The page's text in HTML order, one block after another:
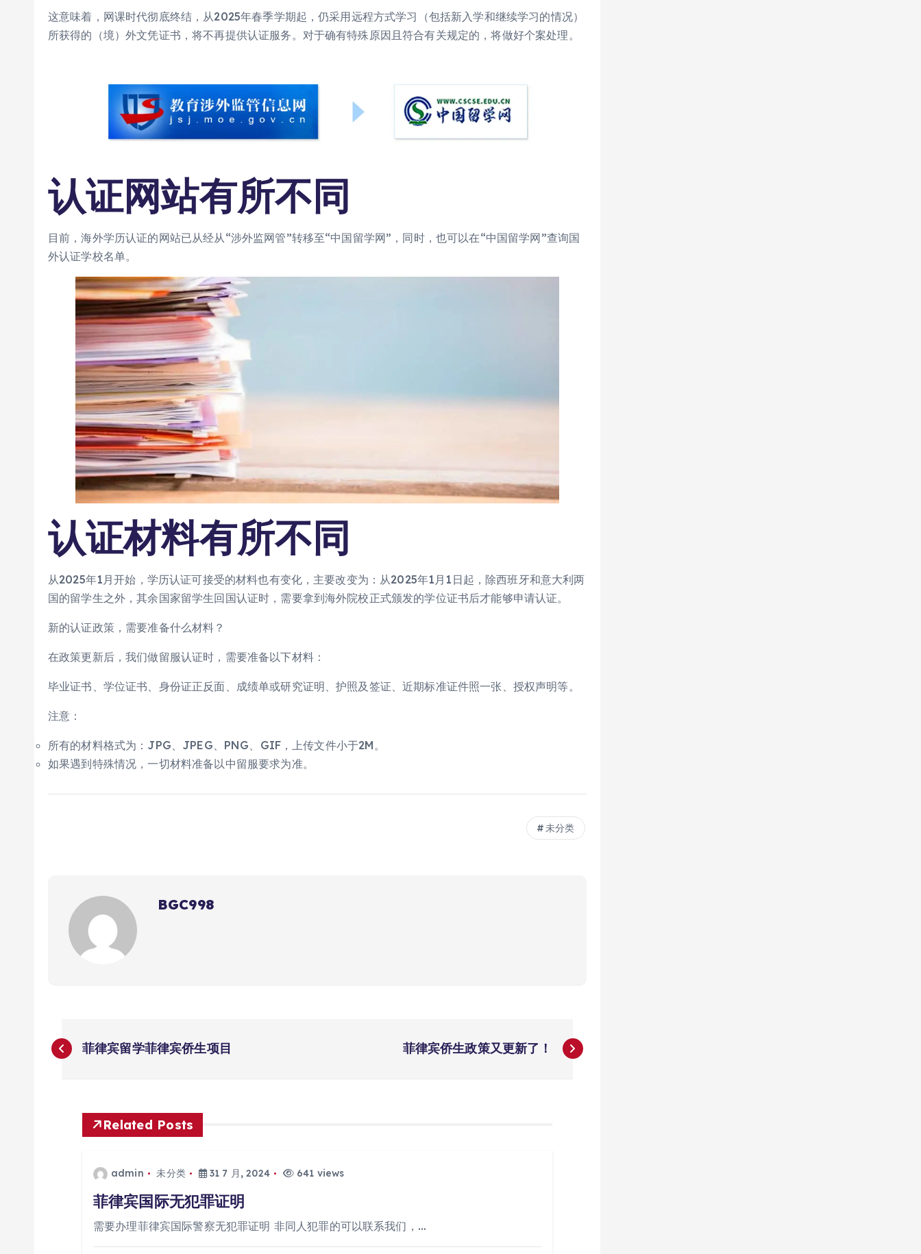
这意味着，网课时代彻底终结，从2025年春季学期起，仍采用远程方式学习（包括新入学和继续学习的情况）
所获得的（境）外文凭证书，将不再提供认证服务。对于确有特殊原因且符合有关规定的，将做好个案处理。
认证网站有所不同
目前，海外学历认证的网站已从经从“涉外监网管”转移至“中国留学网”，同时，也可以在“中国留学网”查询国
外认证学校名单。
认证材料有所不同
从2025年1月开始，学历认证可接受的材料也有变化，主要改变为：从2025年1月1日起，除西班牙和意大利两
国的留学生之外，其余国家留学生回国认证时，需要拿到海外院校正式颁发的学位证书后才能够申请认证。
新的认证政策，需要准备什么材料？
在政策更新后，我们做留服认证时，需要准备以下材料：
毕业证书、学位证书、身份证正反面、成绩单或研究证明、护照及签证、近期标准证件照一张、授权声明等。
注意：
所有的材料格式为：JPG、JPEG、PNG、GIF，上传文件小于2M。
如果遇到特殊情况，一切材料准备以中留服要求为准。
未分类
BGC998
文
菲律宾留学菲律宾侨生项目 菲律宾侨生政策又更新了！
Related Posts
admin 未分类 31 7 月, 2024 641 views
菲律宾国际无犯罪证明
需要办理菲律宾国际警察无犯罪证明 非同人犯罪的可以联系我们，…